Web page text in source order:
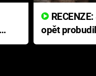
opět
přichází s